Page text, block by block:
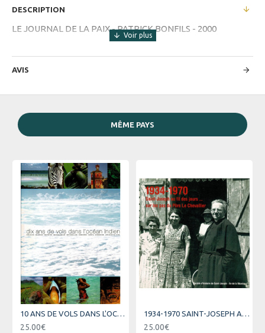
DESCRIPTION
LE JOURNAL DE LA PAIX - PATRICK BONFILS - 2000
AVIS
MÊME PAYS
10 ANS DE VOLS DANS L'OCEAN INDIEN - AIR AUSTRAL
25.00€
1934-1970 SAINT-JOSEPH AU FIL DES JOURS
25.00€